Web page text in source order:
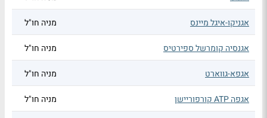
אגניקו-איגל מיינס מניה חו"ל
אגנסיה קומרשל ספירטיס מניה חו"ל
אגפא-גווארט מניה חו"ל
אגפה ATP קורפוריישן מניה חו"ל